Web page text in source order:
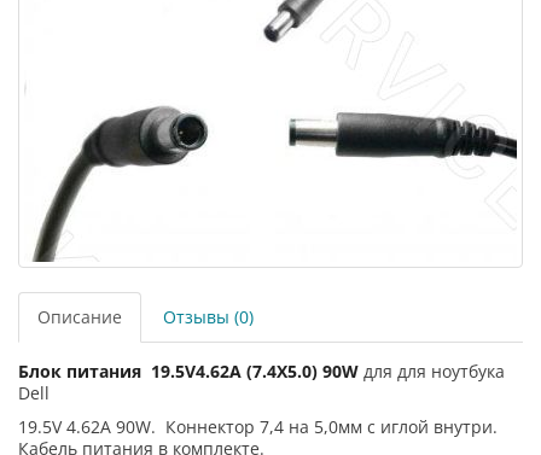
Описание Отзывы (0)
Блок питания 19.5V4.62A (7.4X5.0) 90W для для ноутбука
Dell
19.5V 4.62A 90W. Коннектор 7,4 на 5,0мм с иглой внутри.
Кабель питания в комплекте.